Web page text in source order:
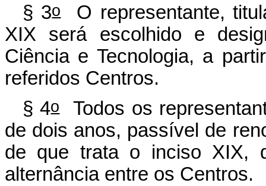
§ 3oO representante,
XIX
será escolhido e
Ciência e Tecnologia, a
referidos Centros.
§ 4oTodos os
de dois anos, passível de
de que trata o inciso XIX,
alternância entre os Centros.